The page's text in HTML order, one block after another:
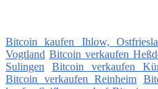
Bitcoin kaufen Ihlow,
Vogtland Bitcoin verkaufen
Sulingen
Bitcoin verkaufen
Bitcoin verkaufen Reinheim